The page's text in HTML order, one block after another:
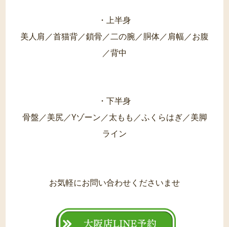
・上半身
美人肩／首猫背／鎖骨／二の腕／胴体／肩幅／お腹
／背中
・下半身
骨盤／美尻／Yゾーン／太もも／ふくらはぎ／美脚
ライン
お気軽にお問い合わせくださいませ